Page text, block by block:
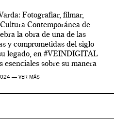
Fotografiar, filmar,
Contemporánea de
la obra de una de las
y comprometidas del siglo
legado, en #VEINDIGITAL
esenciales sobre su manera
y el arte contemporáneo.
— VER MÁS